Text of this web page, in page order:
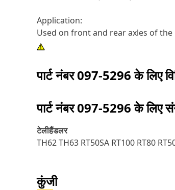
Application:
Used on front and rear axles of
पार्ट नंबर097-5296के लिए
पार्ट नंबर097-5296के लिए
टेलीहैंडलर
TH62 TH63 RT50SA RT100 RT80
कुंजी